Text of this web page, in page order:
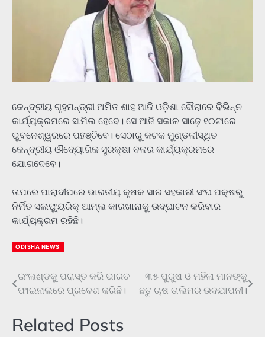
କେନ୍ଦ୍ରୀୟ ଗୃହମନ୍ତ୍ରୀ ଅମିତ ଶାହ ଆଜି ଓଡ଼ିଶା ଦୌରାରେ ବିଭିନ୍ନ
କାର୍ଯ୍ୟକ୍ରମରେ ସାମିଲ ହେବେ। ସେ ଆଜି ସକାଳ ସାଢ଼େ ୧୦ଟାରେ
ଭୁବନେଶ୍ୱରରେ ପହଞ୍ଚିବେ। ସେଠାରୁ କଟକ ମୁଣ୍ଡଳୀସ୍ଥିତ
କେନ୍ଦ୍ରୀୟ ଔଦ୍ୟୋଗିକ ସୁରକ୍ଷା ବଳର କାର୍ଯ୍ୟକ୍ରମରେ
ଯୋଗଦେବେ।
ତାପରେ ପାରାଦୀପରେ ଭାରତୀୟ କୃଷକ ସାର ସହକାରୀ ସଂଘ ପକ୍ଷରୁ
ନିର୍ମିତ ସଲଫ୍ୟୁରିକ୍ ଆମ୍ଲ କାରଖାନାକୁ ଉଦ୍‌ଘାଟନ କରିବାର
କାର୍ଯ୍ୟକ୍ରମ ରହିଛି।
ODISHA NEWS
Post
navigation
ଇଂଲଣ୍ଡକୁ ପରାସ୍ତ କରି ଭାରତ
ଫାଇନାଲରେ ପ୍ରବେଶ କରିଛି।
୩୫ ପୁରୁଷ ଓ ମହିଳା ମାନଙ୍କୁ
ଛତୁ ଚାଷ ତାଲିମର ଉଦଯାପନୀ।
Related Posts